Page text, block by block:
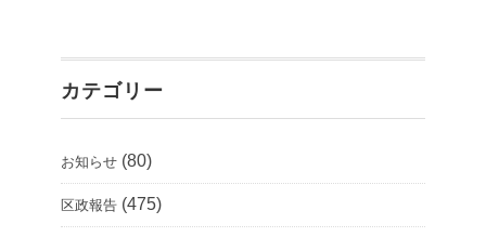
カテゴリー
お知らせ (80)
区政報告 (475)